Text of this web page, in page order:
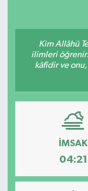
Kim Allâhü
ilimleri
kâfîdir ve onu,
İMSAK
04:21